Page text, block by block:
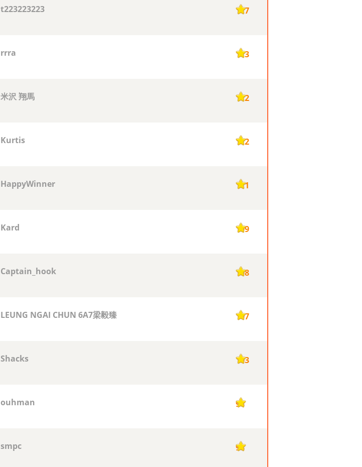
t223223223 117
rrra 113
米沢 翔馬 112
Kurtis 112
HappyWinner 111
Kard 109
Captain_hook 108
LEUNG NGAI CHUN 6A7梁毅臻 107
Shacks 103
ouhman 98
smpc 98